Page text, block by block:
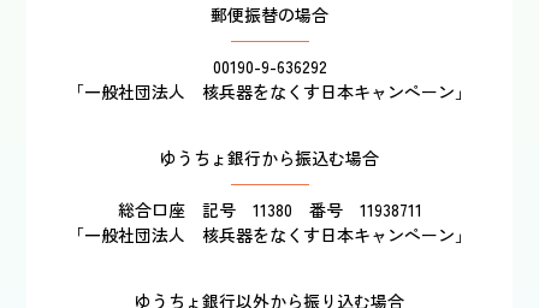
郵便振替の場合
00190-9-636292
「一般社団法人 核兵器をなくす日本キャンペーン」
ゆうちょ銀行から振込む場合
総合口座 記号 11380 番号 11938711
「一般社団法人 核兵器をなくす日本キャンペーン」
ゆうちょ銀行以外から振り込む場合